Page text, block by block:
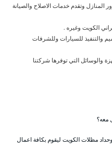
المنازل وتقدم خدمات الاصلاح والصيانة
الكويت وغيره .
والتنفيذ للسيارات وللشرفات
والوسائل التي توفرها شركتنا
معه؟
مظلات الكويت ليقوم بكافة اعمال